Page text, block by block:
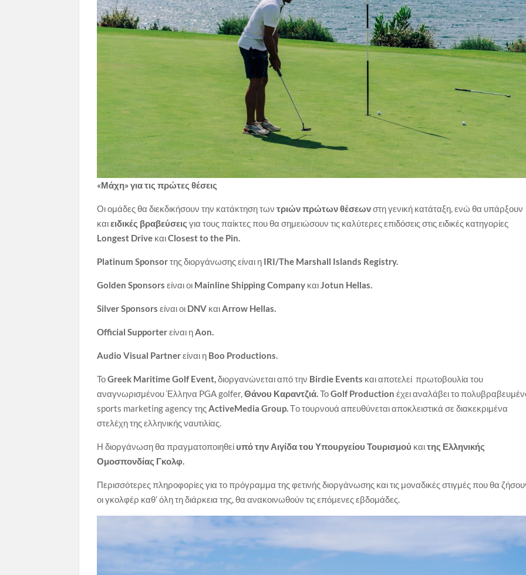
«Μάχη» για τις πρώτες θέσεις
Οι ομάδες θα διεκδικήσουν την κατάκτηση τωντριών πρώτων θέσεωνστη γενική κατάταξη, ενώ θα υπάρξουν
καιειδικές βραβεύσεις για τους παίκτες που θα σημειώσουν τις καλύτερες επιδόσεις στις ειδικές κατηγορίες
Longest Drive καιClosest to the Pin.
Platinum Sponsorτης διοργάνωσης είναι η IRI/The Marshall Islands Registry.
Golden Sponsorsείναι οι Mainline Shipping Company καιJotun Hellas.
Silver Sponsorsείναι οι DNV καιArrow Hellas.
Official Supporterείναι ηAon.
Audio Visual Partnerείναι η Boo Productions.
ΤοGreek MaritimeGolf Event,διοργανώνεται από την Birdie Events και αποτελεί πρωτοβουλία του
αναγνωρισμένου Έλληνα PGA golfer,Θάνου Καραντζιά.ΤοGolf Production έχει αναλάβει το
sports marketing agency τηςActiveMedia Group.Tο τουρνουά απευθύνεται αποκλειστικά σε διακεκριμένα
στελέχη της ελληνικής ναυτιλίας.
Η διοργάνωση θα πραγματοποιηθεί υπό την Αιγίδα του Υπουργείου Τουρισμού καιτης Ελληνικής
Ομοσπονδίας Γκολφ.
Περισσότερες πληροφορίες για το πρόγραμμα της φετινής διοργάνωσης και τις μοναδικές στιγμές που θα
οι γκολφέρ καθ’ όλη τη διάρκεια της, θα ανακοινωθούν τις επόμενες εβδομάδες.